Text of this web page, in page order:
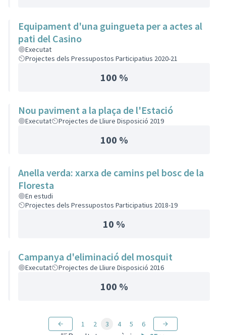
Equipament d'una guingueta per a actes al
pati del Casino
Executat
Projectes dels Pressupostos Participatius 2020-21
100 %
Nou paviment a la plaça de l'Estació
Executat Projectes de Lliure Disposició 2019
100 %
Anella verda: xarxa de camins pel bosc de la
Floresta
En estudi
Projectes dels Pressupostos Participatius 2018-19
10 %
Campanya d'eliminació del mosquit
Executat Projectes de Lliure Disposició 2016
100 %
1 2 3 4 5 6